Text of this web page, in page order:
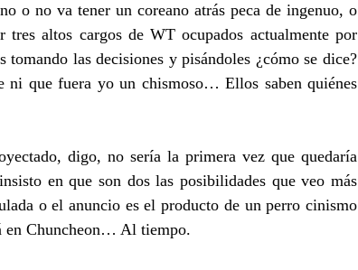
o no va tener un coreano atrás peca de ingenuo, o
altos cargos de WT ocupados actualmente por
las decisiones y pisándoles ¿cómo se dice?
ni que fuera yo un chismoso… Ellos saben quiénes
digo, no sería la primera vez que quedaría
en que son dos las posibilidades que veo más
o el anuncio es el producto de un perro cinismo
en Chuncheon… Al tiempo.